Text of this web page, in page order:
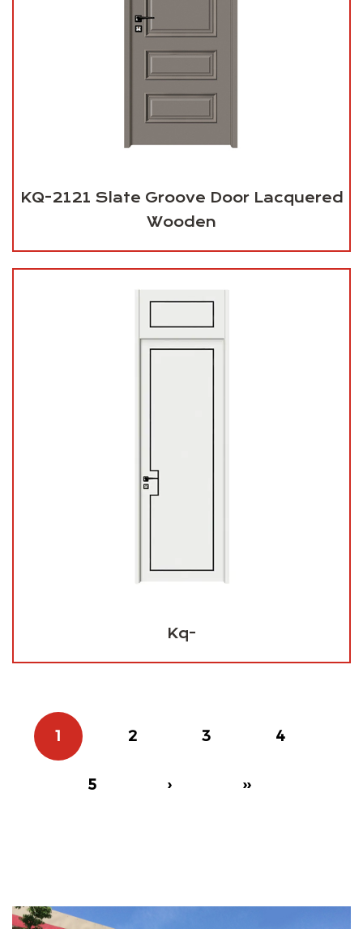
KQ-2121 Slate Groove Door Lacquered
Wooden
Kq-
1 2 3 4
5 › ››